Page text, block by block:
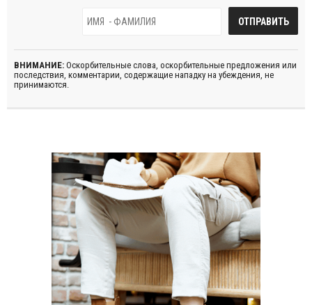
ВНИМАНИЕ: Оскорбительные слова, оскорбительные предложения или
последствия, комментарии, содержащие нападку на убеждения, не
принимаются.